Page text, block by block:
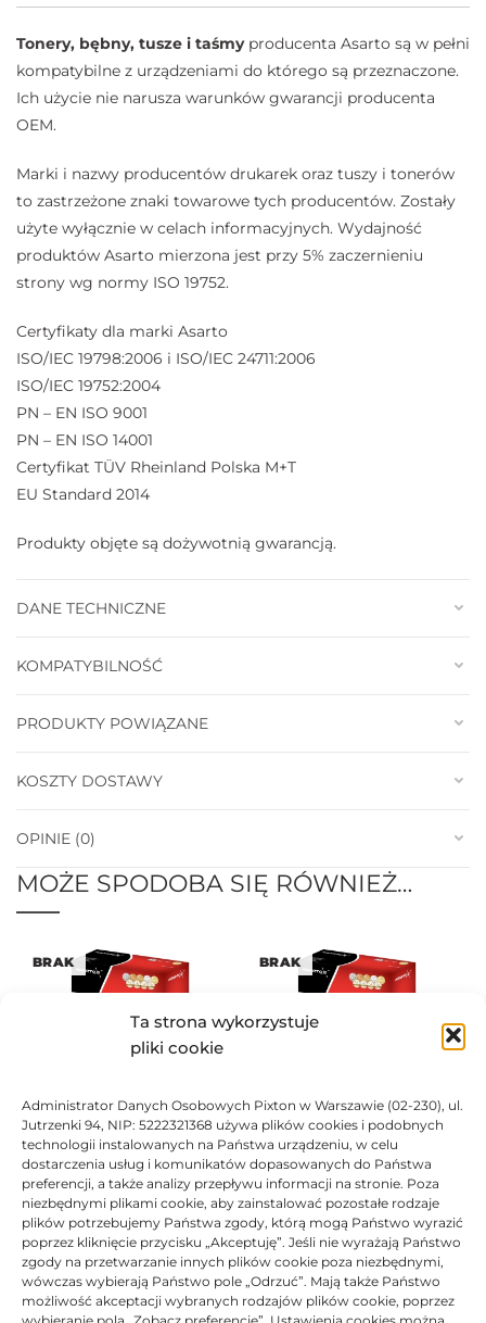
Ta strona wykorzystuje
pliki cookie
Administrator Danych Osobowych Pixton w Warszawie (02-230), ul.
Jutrzenki 94, NIP: 5222321368 używa plików cookies i podobnych
technologii instalowanych na Państwa urządzeniu, w celu
dostarczenia usług i komunikatów dopasowanych do Państwa
preferencji, a także analizy przepływu informacji na stronie. Poza
niezbędnymi plikami cookie, aby zainstalować pozostałe rodzaje
plików potrzebujemy Państwa zgody, którą mogą Państwo wyrazić
poprzez kliknięcie przycisku „Akceptuję”. Jeśli nie wyrażają Państwo
zgody na przetwarzanie innych plików cookie poza niezbędnymi,
wówczas wybierają Państwo pole „Odrzuć”. Mają także Państwo
możliwość akceptacji wybranych rodzajów plików cookie, poprzez
Tonery, bębny, tusze i taśmyproducenta Asarto są w pełni
kompatybilne z urządzeniami do którego są przeznaczone.
Ich użycie nie narusza warunków gwarancji producenta
OEM.
Marki i nazwy producentów drukarek oraz tuszy i tonerów
to zastrzeżone znaki towarowe tych producentów. Zostały
użyte wyłącznie w celach informacyjnych. Wydajność
produktów Asarto mierzona jest przy 5% zaczernieniu
strony wg normy ISO 19752.
Certyfikaty dla marki Asarto
ISO/IEC 19798:2006 i ISO/IEC 24711:2006
ISO/IEC 19752:2004
PN – EN ISO 9001
PN – EN ISO 14001
Certyfikat TÜV Rheinland Polska M+T
EU Standard 2014
Produkty objęte są dożywotnią gwarancją.
DANE TECHNICZNE
KOMPATYBILNOŚĆ
PRODUKTY POWIĄZANE
KOSZTY DOSTAWY
OPINIE (0)
MOŻE SPODOBA SIĘ RÓWNIEŻ…
BRAK
Toner Asarto zamiennik OKI
44844508
Oceniono0na 5
351,13 zł
BRAK
Toner Asarto zamiennik OKI
44844506
622,38zł
BRAK